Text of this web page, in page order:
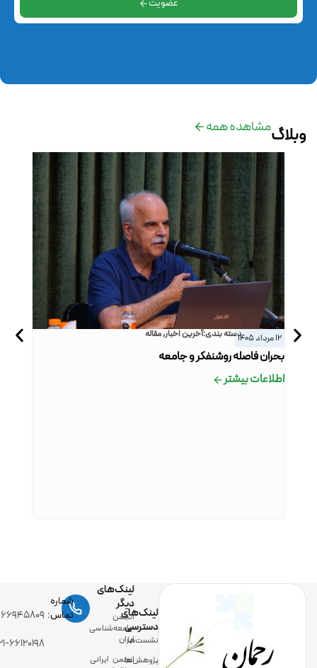
عضویت
وبلاگمشاهده همه
12 مرداد 1405 دسته بندی:آخرین اخبار,مقاله
بحران فاصله روشنفکر و جامعه
اطلاعات بیشتر
27 خرداد 1405
لینک‌های
دسترسی
نشست‌ها
پژوهش‌ها
لینک‌های
دیگر
انجمن
جامعه‌شناسی
ایران
انجمن ایرانی
شماره
تماس: ۰۲۱-
۰۲۱-